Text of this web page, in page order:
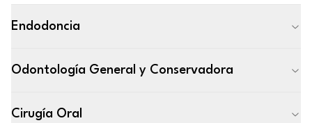
Endodoncia
Odontología General y Conservadora
Cirugía Oral